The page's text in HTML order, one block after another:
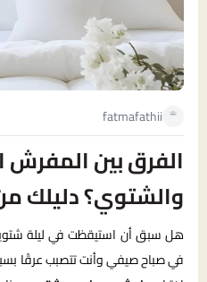
fatmafathii
الفرق بين
والشتوي؟ دليلك
هل سبق أن استيقظت في ليلة
في صباح صيفي وأنت تتصبب عرقًا